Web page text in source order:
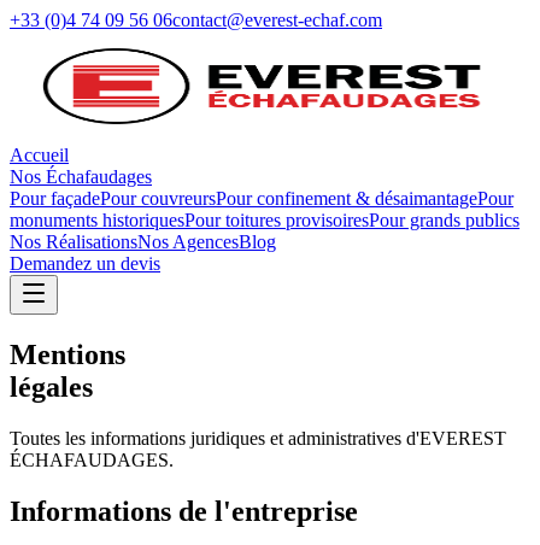
+33 (0)4 74 09 56 06contact@everest-echaf.com
Accueil
Nos Échafaudages
Pour façadePour couvreursPour confinement & désaimantagePour
monuments historiquesPour toitures provisoiresPour grands publics
Nos RéalisationsNos AgencesBlog
Demandez un devis
Mentions
légales
Toutes les informations juridiques et administratives d'EVEREST
ÉCHAFAUDAGES.
Informations de l'entreprise